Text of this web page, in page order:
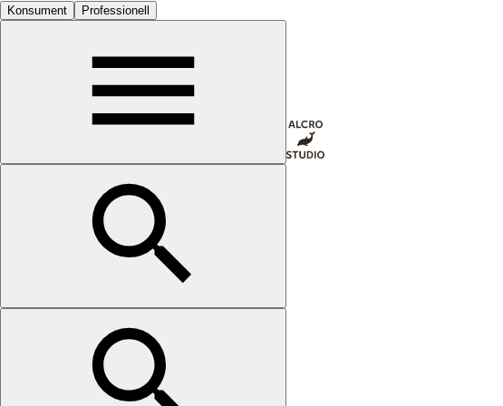
Konsument Professionell